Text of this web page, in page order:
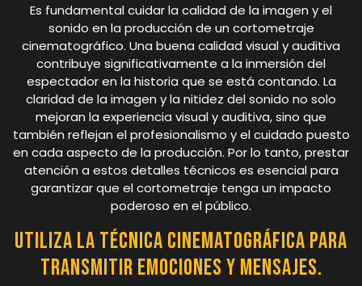
Es fundamental cuidar la calidad de la imagen y el
sonido en la producción de un cortometraje
cinematográfico. Una buena calidad visual y auditiva
contribuye significativamente a la inmersión del
espectador en la historia que se está contando. La
claridad de la imagen y la nitidez del sonido no solo
mejoran la experiencia visual y auditiva, sino que
también reflejan el profesionalismo y el cuidado puesto
en cada aspecto de la producción. Por lo tanto, prestar
atención a estos detalles técnicos es esencial para
garantizar que el cortometraje tenga un impacto
poderoso en el público.
Utiliza la técnica cinematográfica para
transmitir emociones y mensajes.